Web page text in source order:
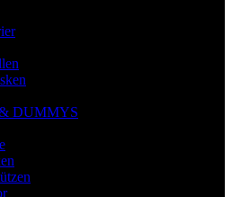
DUMMYS